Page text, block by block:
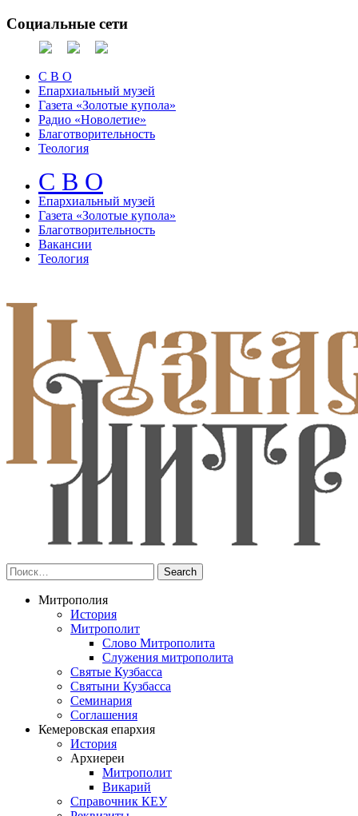
Социальные сети
С В О
Епархиальный музей
Газета «Золотые купола»
Радио «Новолетие»
Благотворительность
Теология
С В О
Епархиальный музeй
Газета «Золотые купола»
Благотворительность
Вакансии
Теология
Митрополия
История
Митрополит
Слово Митрополита
Служения митрополита
Святые Кузбасса
Святыни Кузбасса
Семинария
Соглашения
Кемеровская епархия
История
Архиереи
Митрополит
Викарий
Справочник КЕУ